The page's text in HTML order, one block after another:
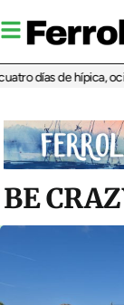
de hípica, ocio
BE